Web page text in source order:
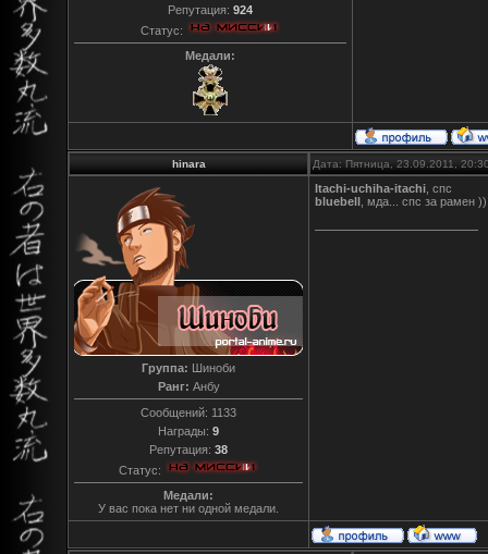
Репутация: 924
Статус:
Медали:
hinara Дата: Пятница, 23.09.2011,
Группа: Шиноби
Ранг: Анбу
Сообщений: 1133
Награды: 9
Репутация: 38
Статус:
Медали:
У вас пока нет ни одной медали.
Itachi-uchiha-itachi , спс
bluebell , мда... спс за рамен ))